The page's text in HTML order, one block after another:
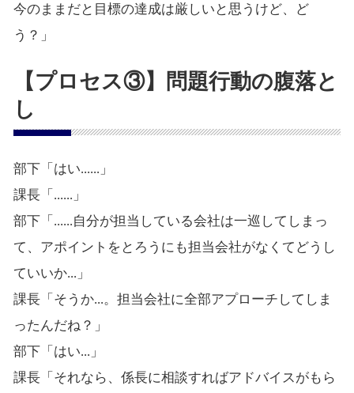
今のままだと目標の達成は厳しいと思うけど、ど
う？」
【プロセス③】問題行動の腹落と
し
部下「はい......」
課長「......」
部下「......自分が担当している会社は一巡してしまっ
て、アポイントをとろうにも担当会社がなくてどうし
ていいか...」
課長「そうか...。担当会社に全部アプローチしてしま
ったんだね？」
部下「はい...」
課長「それなら、係長に相談すればアドバイスがもら